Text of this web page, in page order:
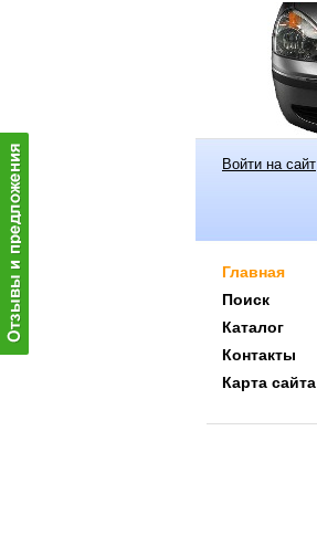
Войти на сайт
Главная
Поиск
Каталог
Контакты
Карта сайта